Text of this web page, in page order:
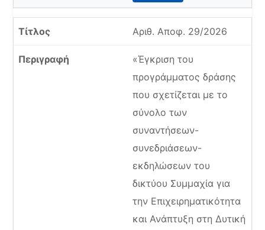
Αριθ. Αποφ. 29/2026
«Έγκριση του
προγράμματος δράσης
που σχετίζεται με το
σύνολο των
συναντήσεων-
συνεδριάσεων-
εκδηλώσεων του
δικτύου Συμμαχία για
την Επιχειρηματικότητα
και Ανάπτυξη στη Δυτική